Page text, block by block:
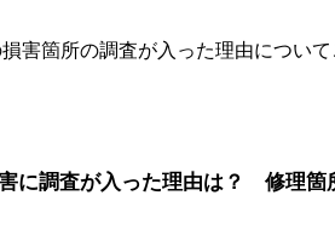
害箇所の調査が入った理由について
に調査が入った理由は？ 修理箇